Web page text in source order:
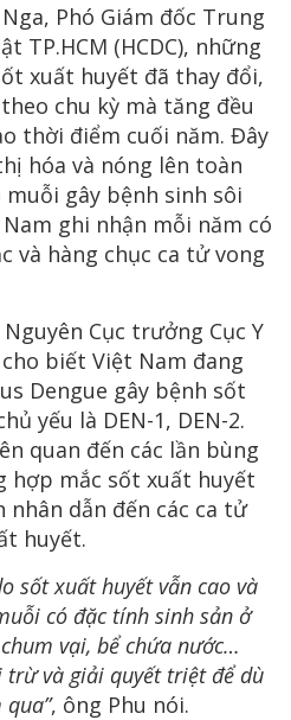
Phó Giám đốc Trung
TP.HCM (HCDC), những
xuất huyết đã thay đổi,
chu kỳ mà tăng đều
thời điểm cuối năm. Đây
hóa và nóng lên toàn
gây bệnh sinh sôi
ghi nhận mỗi năm có
và hàng chục ca tử vong
Nguyên Cục trưởng Cục Y
biết Việt Nam đang
Dengue gây bệnh sốt
yếu là DEN-1, DEN-2.
quan đến các lần bùng
hợp mắc sốt xuất huyết
dẫn đến các ca tử
huyết.
sốt xuất huyết vẫn cao và
có đặc tính sinh sản ở
vại, bể chứa nước…
trừ và giải quyết triệt để dù
, ông Phu nói.